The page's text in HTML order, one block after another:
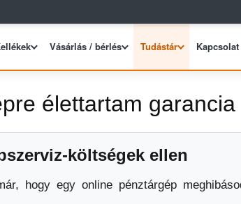
Vásárlás / bérlés Tudástár Kapcsolat
élettartam garancia
költségek ellen
hogy egy online pénztárgép